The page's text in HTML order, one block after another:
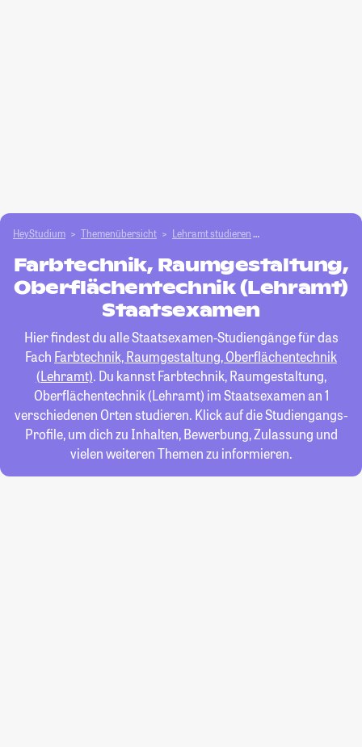
HeyStudium Themenübersicht Lehramt studieren
Farbtechnik, Raumgestaltung,
Oberflächentechnik (Lehramt)
Staatsexamen
Hier findest du alle Staatsexamen-Studiengänge für das
Fach Farbtechnik, Raumgestaltung, Oberflächentechnik
(Lehramt). Du kannst Farbtechnik, Raumgestaltung,
Oberflächentechnik (Lehramt) im Staatsexamen an 1
verschiedenen Orten studieren. Klick auf die Studiengangs-
Profile, um dich zu Inhalten, Bewerbung, Zulassung und
vielen weiteren Themen zu informieren.